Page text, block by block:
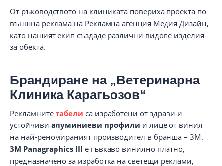
От ръководството на клиниката повериха проекта по
външна реклама на Рекламна агенция Медия Дизайн,
като нашият екип създаде различни видове изделия
за обекта.
Брандиране на „Ветеринарна
Клиника Карагьозов“
Рекламните табели са изработени от здрави и
устойчиви алуминиеви профили и лице от винил
на най-реномираният производител в бранша – 3M.
3M Panagraphics III е гъвкаво винилно платно,
предназначено за изработка на светещи реклами,